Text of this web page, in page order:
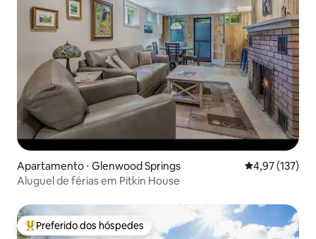
Apartamento ⋅ Glenwood Springs 4,97 de uma
4,97 (137)
Aluguel de férias em Pitkin House
Entre os melhores preferidos dos hóspedes
Preferido dos hóspedes